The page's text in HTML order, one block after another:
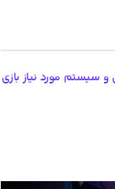
سیستم مورد نیاز بازی